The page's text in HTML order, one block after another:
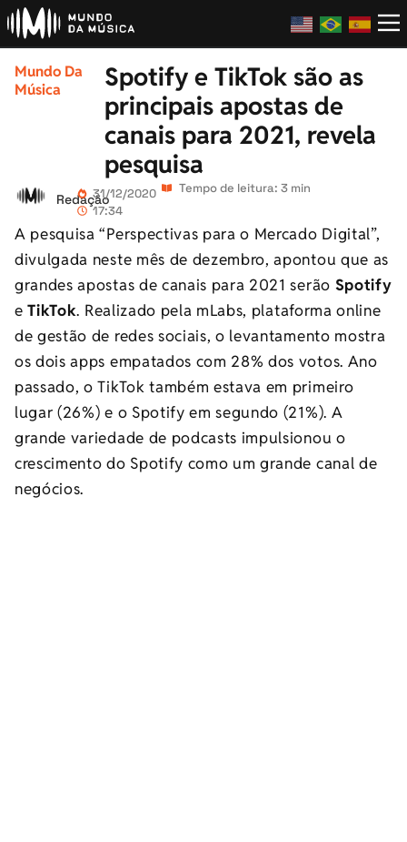
Mundo Da
Música
Spotify e TikTok são as
principais apostas de
canais para 2021, revela
pesquisa
Redação31/12/2020
17:34
Tempo de leitura: 3 min
A pesquisa “Perspectivas para o Mercado Digital”,
divulgada neste mês de dezembro, apontou que as
grandes apostas de canais para 2021 serão Spotify
eTikTok. Realizado pela mLabs, plataforma online
de gestão de redes sociais, o levantamento mostra
os dois apps empatados com 28% dos votos. Ano
passado, o TikTok também estava em primeiro
lugar (26%) e o Spotify em segundo (21%). A
grande variedade de podcasts impulsionou o
crescimento do Spotify como um grande canal de
negócios.